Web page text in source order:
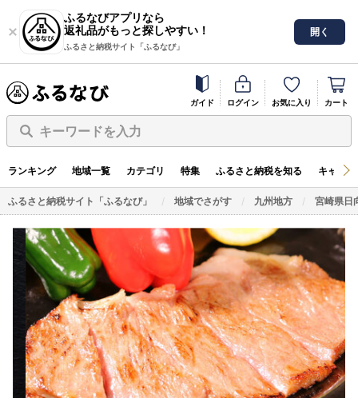
ふるなびアプリなら
返礼品がもっと探しやすい！
ふるさと納税サイト「ふるなび」
開く
ガイド ログイン お気に入り カート
キーワードを入力
ランキング 地域一覧 カテゴリ 特集 ふるさと納税を知る キャン
ふるさと納税サイト「ふるなび」 地域でさがす 九州地方 宮崎県日